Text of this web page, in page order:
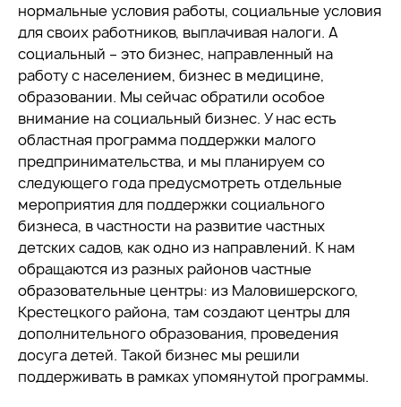
нормальные условия работы, социальные условия
для своих работников, выплачивая налоги. А
социальный – это бизнес, направленный на
работу с населением, бизнес в медицине,
образовании. Мы сейчас обратили особое
внимание на социальный бизнес. У нас есть
областная программа поддержки малого
предпринимательства, и мы планируем со
следующего года предусмотреть отдельные
мероприятия для поддержки социального
бизнеса, в частности на развитие частных
детских садов, как одно из направлений. К нам
обращаются из разных районов частные
образовательные центры: из Маловишерского,
Крестецкого района, там создают центры для
дополнительного образования, проведения
досуга детей. Такой бизнес мы решили
поддерживать в рамках упомянутой программы.